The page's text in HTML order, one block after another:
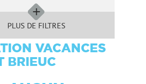
PLUS DE FILTRES
VACANCES
BRIEUC